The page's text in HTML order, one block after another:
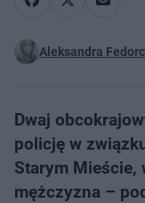
Aleksandra
Dwaj
policję w
Starym Mieście,
mężczyzna –